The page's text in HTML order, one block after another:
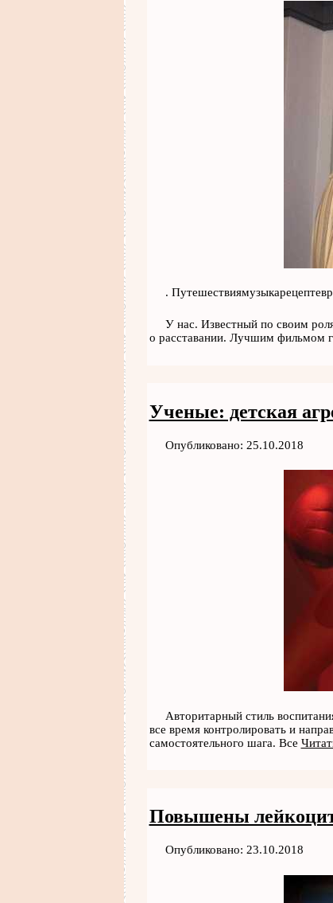
.
У нас. Известный по своим
о расставании. Лучшим фильмом
Ученые: детская
Опубликовано: 25.10.2018
Авторитарный стиль
все время контролировать и
самостоятельного шага. Все
Повышены
Опубликовано: 23.10.2018